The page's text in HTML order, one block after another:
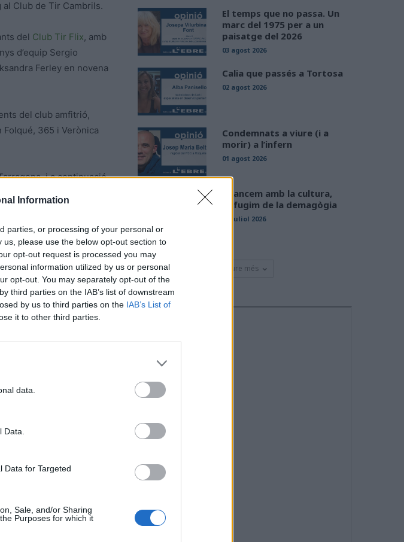
Information
parties, or processing of your personal or
please use the below opt-out section to
opt-out request is processed you may
information utilized by us or personal
opt-out. You may separately opt-out of the
third parties on the IAB’s list of downstream
by us to third parties on the IAB’s List of
it to other third parties.
data.
Data for Targeted
Sale, and/or Sharing
Purposes for which it
Club de Tir Cambrils.
del Club Tir Flix, amb
d’equip Sergio
Ferley en novena
del club amfitrió,
365 i Verònica
i a continuació
600 amb triomf a Estoril
El temps que no passa. Un
marc del 1975 per a un
paisatge del 2026
03 agost 2026
Calia que passés a Tortosa
02 agost 2026
Condemnats a viure (i a
morir) a l’infern
01 agost 2026
Avancem amb la cultura,
defugim de la demagògia
31 juliol 2026
Veure més